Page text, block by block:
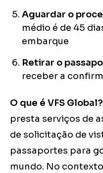
Aguardar o
médio é de 45
embarque
Retirar o
receber a
O que é VFS Global?
presta serviços de
de solicitação de
passaportes para
mundo. No